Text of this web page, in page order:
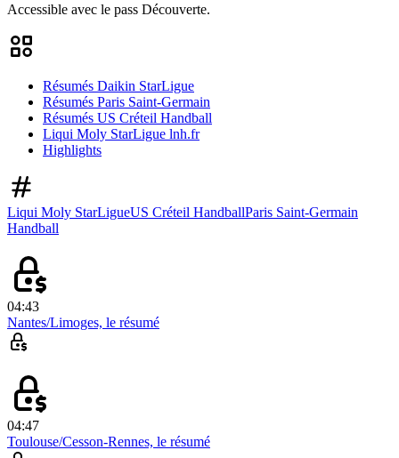
Accessible avec le pass Découverte.
Résumés Daikin StarLigue
Résumés Paris Saint-Germain
Résumés US Créteil Handball
Liqui Moly StarLigue lnh.fr
Highlights
Liqui Moly StarLigueUS Créteil HandballParis Saint-Germain
Handball
04:43
Nantes/Limoges, le résumé
04:47
Toulouse/Cesson-Rennes, le résumé